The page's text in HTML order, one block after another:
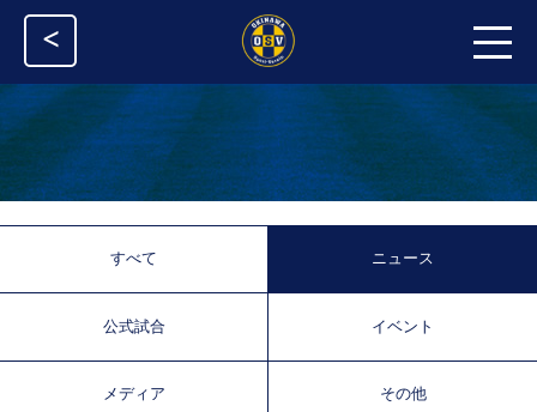
<
すべて ニュース
公式試合 イベント
メディア その他